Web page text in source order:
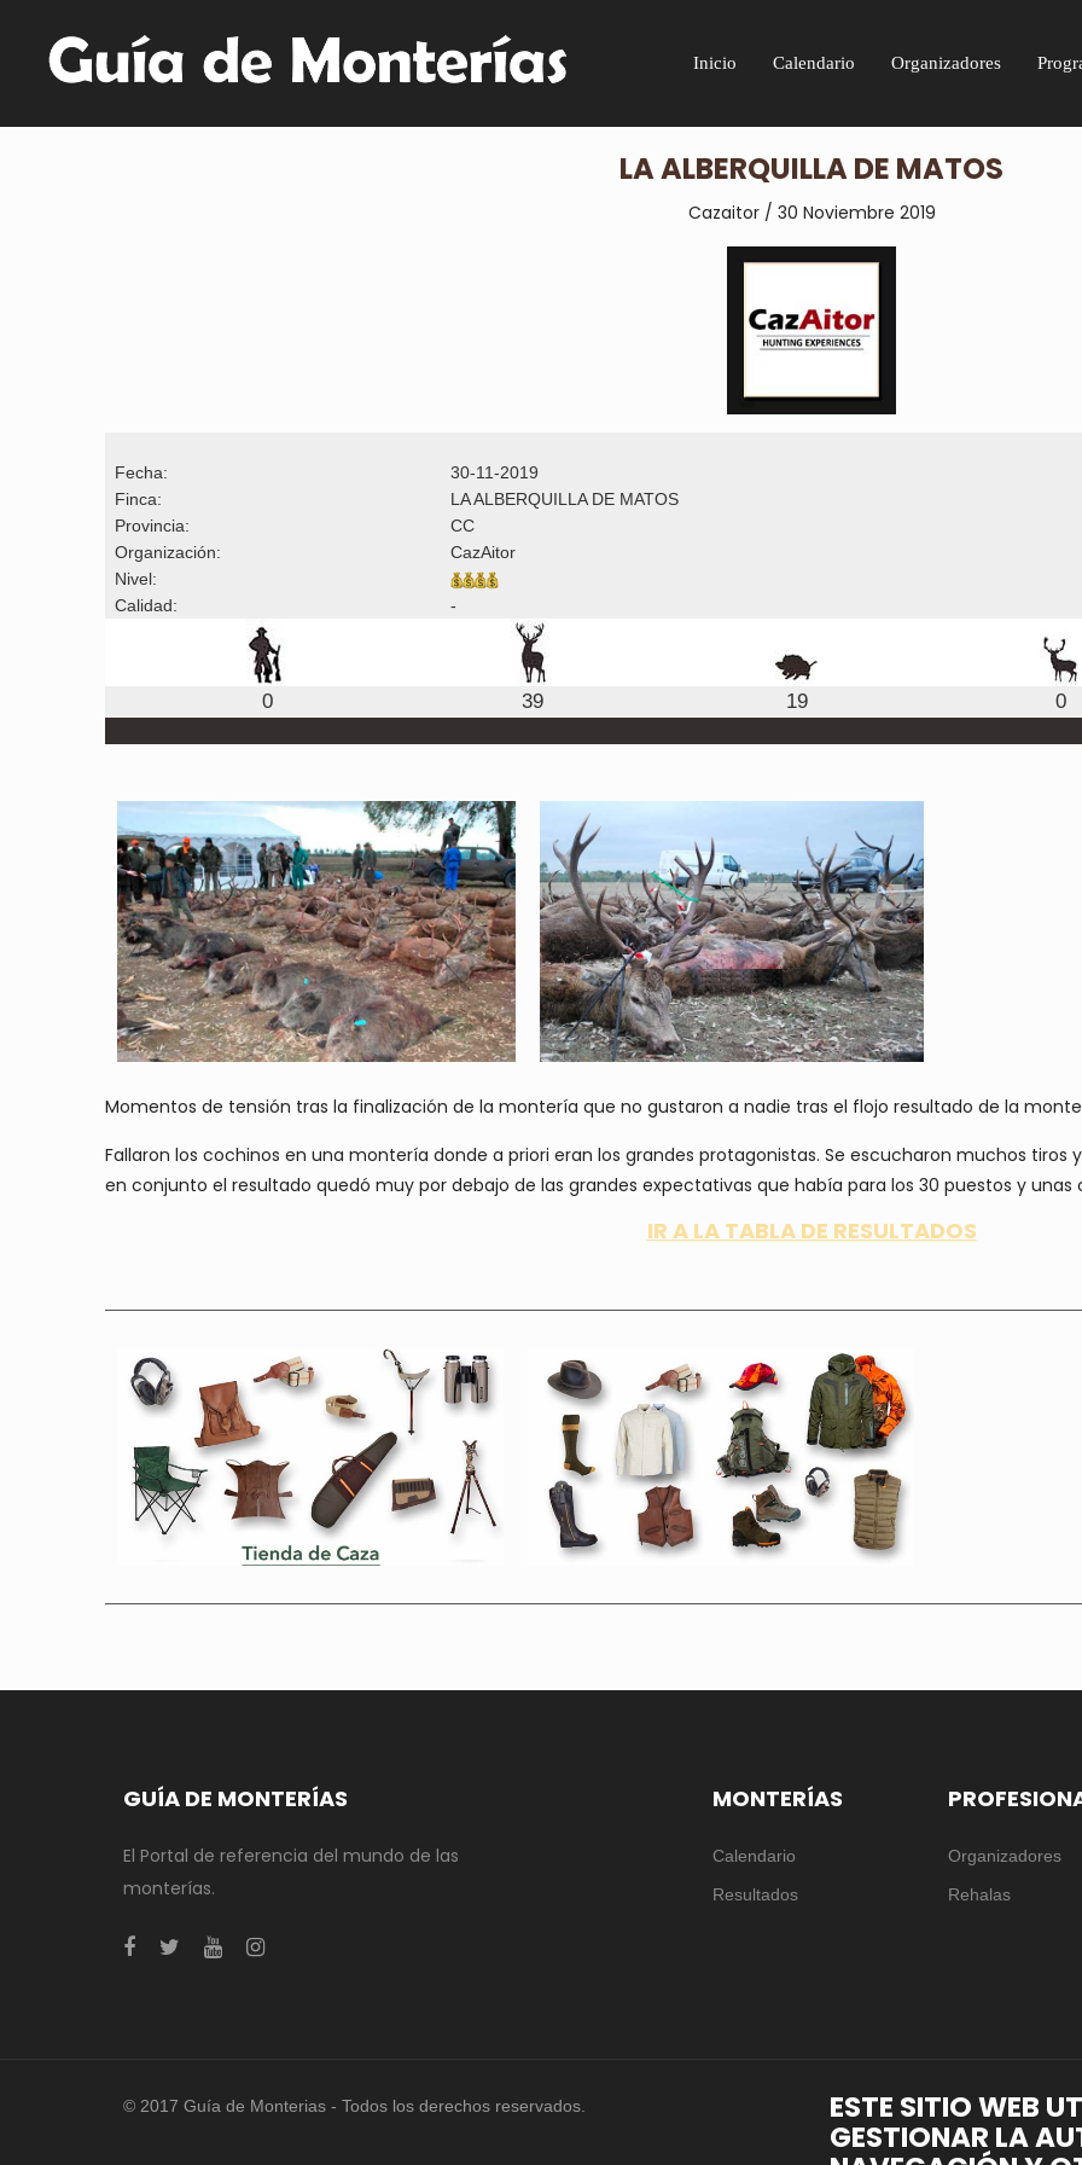
Inicio Calendario Organizadores
LA ALBERQUILLA DE MATOS
Cazaitor / 30 Noviembre 2019
Fecha:
30-11-2019
Finca:
LA ALBERQUILLA DE MATOS
Provincia:
CC
Organización:
CazAitor
Nivel:
Calidad:
-
0 39 19 0
Momentos de tensión tras la finalización de la montería que no gustaron a nadie tras el flojo resultado de la
Fallaron los cochinos en una montería donde a priori eran los grandes protagonistas. Se escucharon muchos
en conjunto el resultado quedó muy por debajo de las grandes expectativas que había para los 30 puestos y
IR A LA TABLA DE RESULTADOS
GUÍA DE MONTERÍAS
El Portal de referencia del mundo de las
monterías.
MONTERÍAS
Calendario
Resultados
Organizadores
Rehalas
© 2017 Guía de Monterias - Todos los derechos reservados. ESTE SITIO WEB
GESTIONAR LA